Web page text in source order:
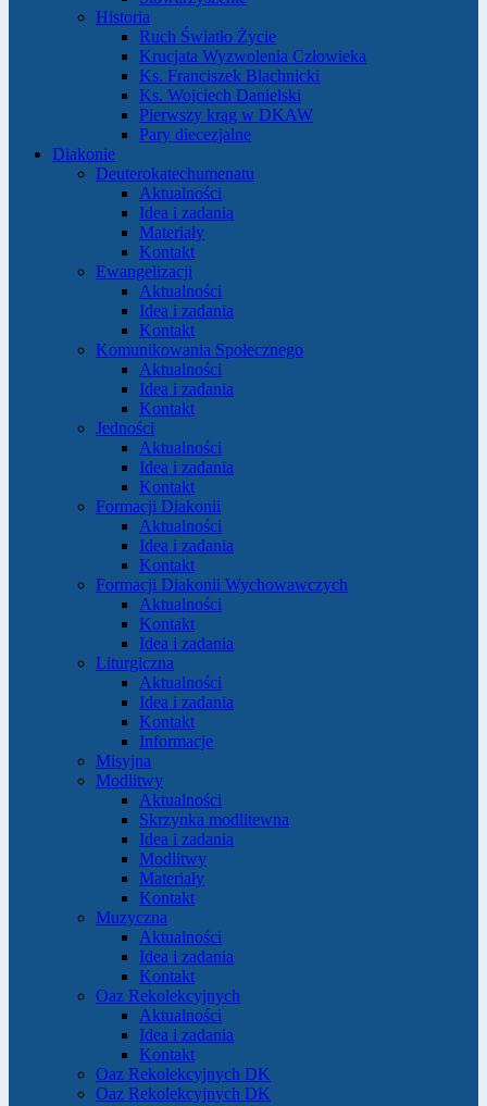
Historia
Ruch Światło Życie
Krucjata Wyzwolenia Człowieka
Ks. Franciszek Blachnicki
Ks. Wojciech Danielski
Pierwszy krąg w DKAW
Pary diecezjalne
Diakonie
Deuterokatechumenatu
Aktualności
Idea i zadania
Materiały
Kontakt
Ewangelizacji
Aktualności
Idea i zadania
Kontakt
Komunikowania Społecznego
Aktualności
Idea i zadania
Kontakt
Jedności
Aktualności
Idea i zadania
Kontakt
Formacji Diakonii
Aktualności
Idea i zadania
Kontakt
Formacji Diakonii Wychowawczych
Aktualności
Kontakt
Idea i zadania
Liturgiczna
Aktualności
Idea i zadania
Kontakt
Informacje
Misyjna
Modlitwy
Aktualności
Skrzynka modlitewna
Idea i zadania
Modlitwy
Materiały
Kontakt
Muzyczna
Aktualności
Idea i zadania
Kontakt
Oaz Rekolekcyjnych
Aktualności
Idea i zadania
Kontakt
Oaz Rekolekcyjnych DK
Oaz Rekolekcyjnych DK